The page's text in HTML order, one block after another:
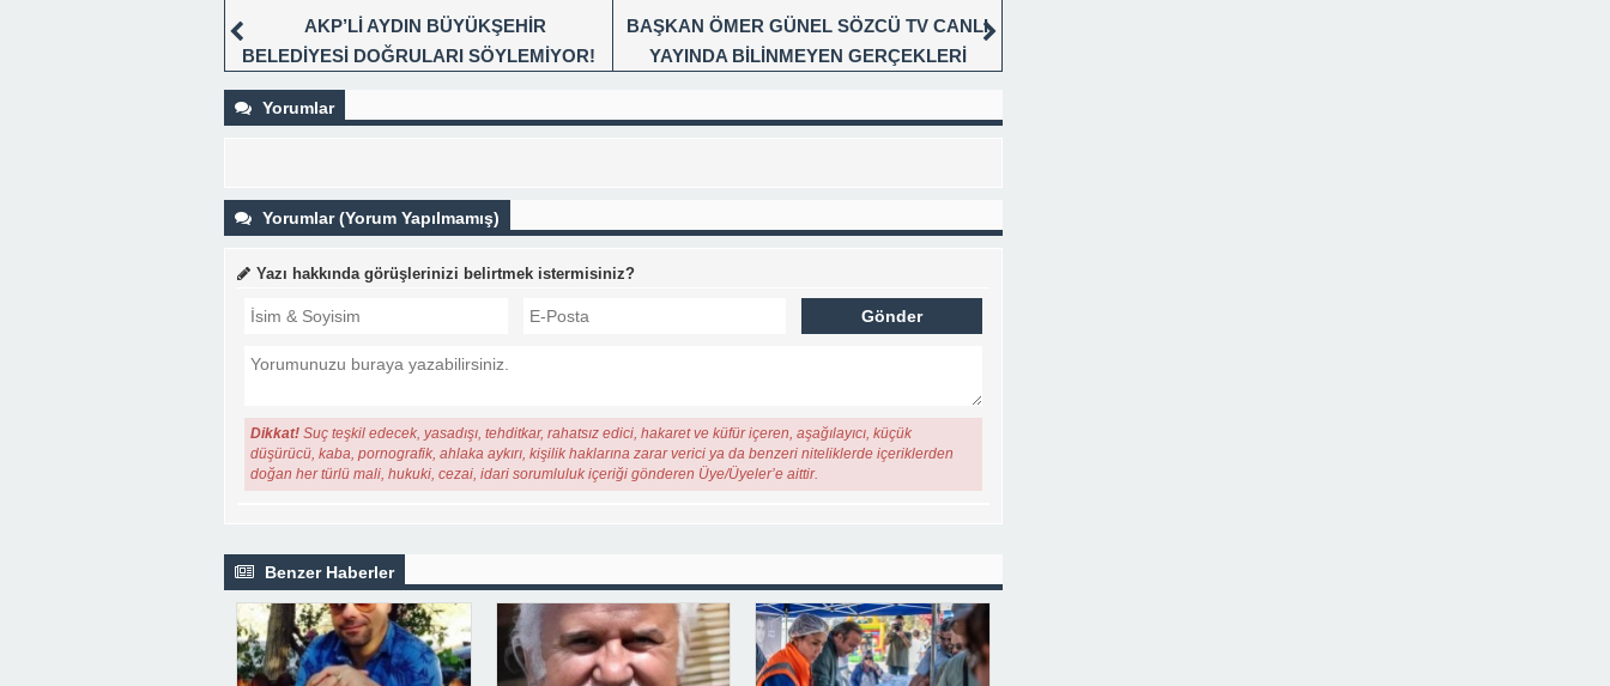
AKP’Lİ AYDIN BÜYÜKŞEHİR
BELEDİYESİ DOĞRULARI SÖYLEMİYOR!
DOĞRUSUNU BİZDEN ÖĞRENİN!
BAŞKAN ÖMER GÜNEL SÖZCÜ TV CANLI
YAYINDA BİLİNMEYEN GERÇEKLERİ
Yorumlar
Yorumlar (Yorum Yapılmamış)
Yazı hakkında görüşlerinizi belirtmek istermisiniz?
Dikkat! Suç teşkil edecek, yasadışı, tehditkar, rahatsız edici, hakaret ve küfür içeren, aşağılayıcı, küçük
düşürücü, kaba, pornografik, ahlaka aykırı, kişilik haklarına zarar verici ya da benzeri niteliklerde içeriklerden
doğan her türlü mali, hukuki, cezai, idari sorumluluk içeriği gönderen Üye/Üyeler’e aittir.
Benzer Haberler